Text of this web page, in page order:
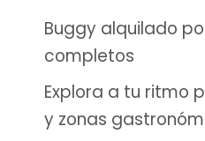
Buggy alquilado
completos
Explora a tu ritmo
y zonas